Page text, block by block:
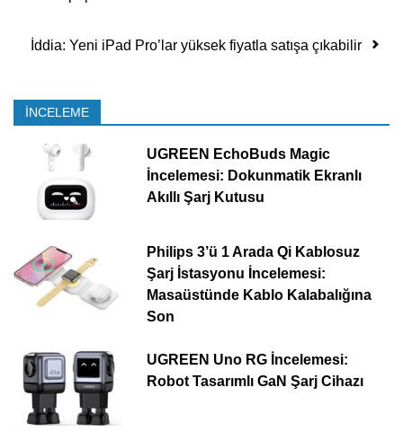
İddia: Yeni iPad Pro’lar yüksek fiyatla satışa çıkabilir
İNCELEME
UGREEN EchoBuds Magic
İncelemesi: Dokunmatik Ekranlı
Akıllı Şarj Kutusu
Philips 3’ü 1 Arada Qi Kablosuz
Şarj İstasyonu İncelemesi:
Masaüstünde Kablo Kalabalığına
Son
UGREEN Uno RG İncelemesi:
Robot Tasarımlı GaN Şarj Cihazı